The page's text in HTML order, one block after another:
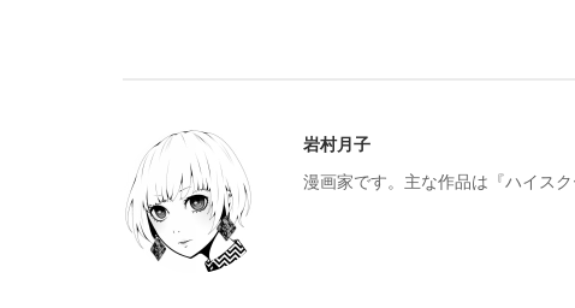
ゲ
ー
岩村月子
漫画家です。主な作品は『ハイス